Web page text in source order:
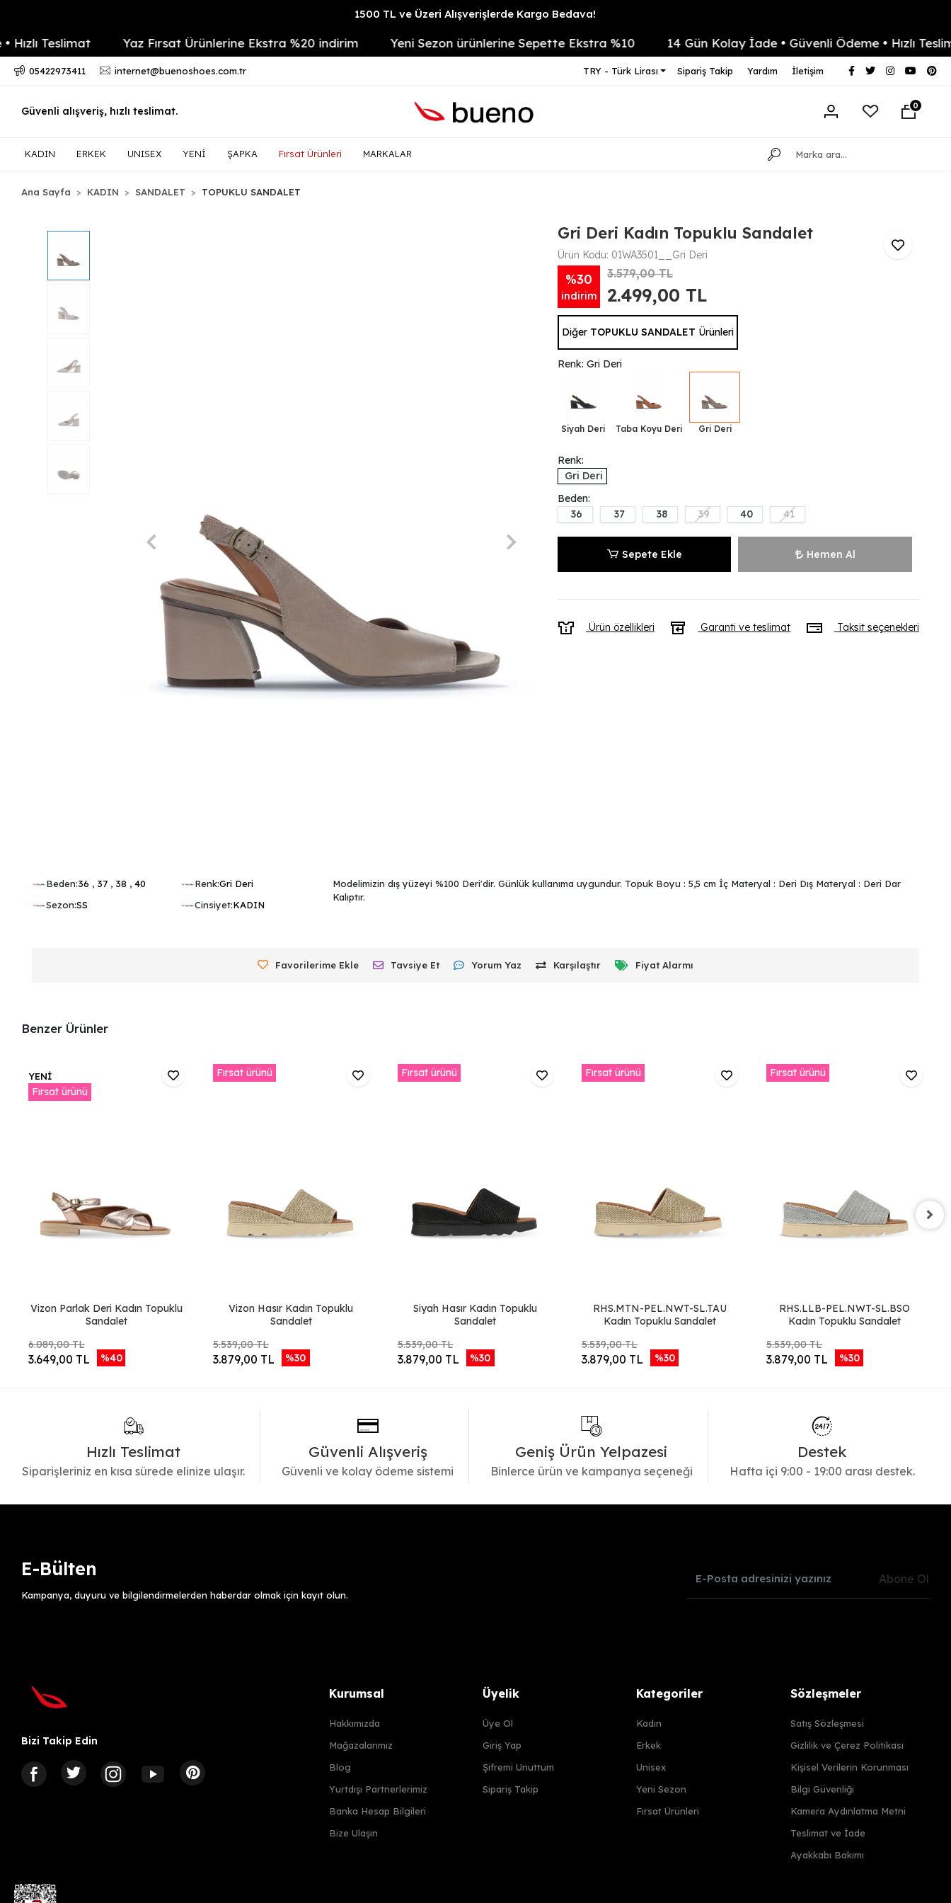
1500 TL ve Üzeri Alışverişlerde Kargo Bedava!
Teslimat Yaz Fırsat Ürünlerine Ekstra %20 indirim Yeni Sezon ürünlerine Sepette Ekstra %10 14 Gün Kolay İade • Güvenli Ödeme • Hızlı Teslimat
05422973411 internet@buenoshoes.com.tr TRY - Türk Lirası Sipariş Takip Yardım İletişim
Güvenli alışveriş, hızlı teslimat. 0
KADIN ERKEK UNISEX YENİ ŞAPKA Fırsat Ürünleri MARKALAR
Ana Sayfa KADIN SANDALET TOPUKLU SANDALET
Gri Deri Kadın Topuklu Sandalet
Ürün Kodu: 01WA3501__Gri Deri
%30
indirim
3.579,00 TL
2.499,00 TL
Diğer TOPUKLU SANDALET Ürünleri
Renk: Gri Deri
Siyah Deri Taba Koyu Deri Gri Deri
Renk:
Gri Deri
Beden:
36
37 38 39 40 41
Sepete Ekle Hemen Al
Ürün özellikleri Garanti ve teslimat Taksit seçenekleri
Beden:36 , 37 , 38 ,40 Renk:Gri Deri
Sezon:SS Cinsiyet:KADIN
Modelimizin dış yüzeyi %100 Deri'dir. Günlük kullanıma uygundur. Topuk Boyu : 5,5 cm İç Materyal : Deri Dış Materyal : Deri Dar
Kalıptır.
Favorilerime Ekle Tavsiye Et Yorum Yaz Karşılaştır Fiyat Alarmı
Benzer Ürünler
YENİ
Fırsat ürünü
Vizon Parlak Deri Kadın Topuklu
Sandalet
6.089,00 TL
3.649,00 TL %40
Fırsat ürünü
Vizon Hasır Kadın Topuklu
Sandalet
5.539,00 TL
3.879,00 TL %30
Fırsat ürünü
Siyah Hasır Kadın Topuklu
Sandalet
5.539,00 TL
3.879,00 TL %30
Fırsat ürünü
RHS.MTN-PEL.NWT-SL.TAU
Kadın Topuklu Sandalet
5.539,00 TL
3.879,00 TL %30
Fırsat ürünü
RHS.LLB-PEL.NWT-SL.BSO
Kadın Topuklu Sandalet
5.539,00 TL
3.879,00 TL %30
Hızlı Teslimat
Siparişleriniz en kısa sürede elinize ulaşır.
Güvenli Alışveriş
Güvenli ve kolay ödeme sistemi
Geniş Ürün Yelpazesi
Binlerce ürün ve kampanya seçeneği
Destek
Hafta içi 9:00 - 19:00 arası destek.
E-Bülten
Kampanya, duyuru ve bilgilendirmelerden haberdar olmak için kayıt olun.
Abone Ol
Bizi Takip Edin
Kurumsal
Hakkımızda
Mağazalarımız
Blog
Yurtdışı Partnerlerimiz
Banka Hesap Bilgileri
Bize Ulaşın
Üyelik
Üye Ol
Giriş Yap
Şifremi Unuttum
Sipariş Takip
Kategoriler
Kadın
Erkek
Unisex
Yeni Sezon
Fırsat Ürünleri
Sözleşmeler
Satış Sözleşmesi
Gizlilik ve Çerez Politikası
Kişisel Verilerin Korunması
Bilgi Güvenliği
Kamera Aydınlatma Metni
Teslimat ve İade
Ayakkabı Bakımı